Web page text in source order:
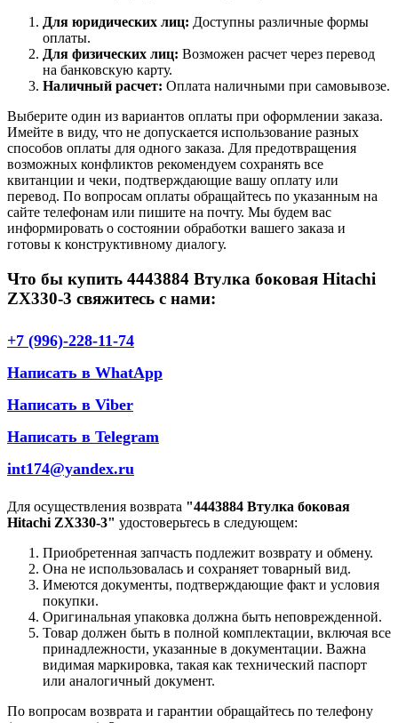
Для юридических лиц: Доступны различные формы
оплаты.
Для физических лиц: Возможен расчет через перевод
на банковскую карту.
Наличный расчет: Оплата наличными при самовывозе.
Выберите один из вариантов оплаты при оформлении заказа.
Имейте в виду, что не допускается использование разных
способов оплаты для одного заказа. Для предотвращения
возможных конфликтов рекомендуем сохранять все
квитанции и чеки, подтверждающие вашу оплату или
перевод. По вопросам оплаты обращайтесь по указанным на
сайте телефонам или пишите на почту. Мы будем вас
информировать о состоянии обработки вашего заказа и
готовы к конструктивному диалогу.
Что бы купить 4443884 Втулка боковая Hitachi
ZX330-3 свяжитесь с нами:
+7 (996)-228-11-74
Написать в WhatApp
Написать в Viber
Написать в Telegram
int174@yandex.ru
Для осуществления возврата "4443884 Втулка боковая
Hitachi ZX330-3" удостоверьтесь в следующем:
Приобретенная запчасть подлежит возврату и обмену.
Она не использовалась и сохраняет товарный вид.
Имеются документы, подтверждающие факт и условия
покупки.
Оригинальная упаковка должна быть неповрежденной.
Товар должен быть в полной комплектации, включая все
принадлежности, указанные в документации. Важна
видимая маркировка, такая как технический паспорт
или аналогичный документ.
По вопросам возврата и гарантии обращайтесь по телефону